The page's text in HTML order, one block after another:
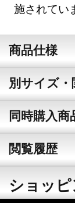
施されてい
商品仕様
別サイズ
同時購入商
閲覧履歴
ショッ